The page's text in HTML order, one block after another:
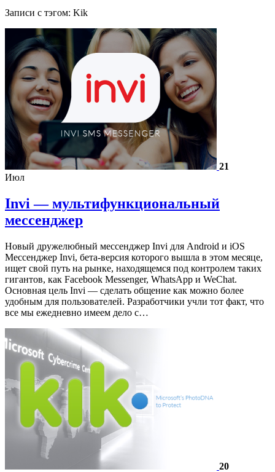
Записи с тэгом: Kik
21
Июл
Invi — мультифункциональный
мессенджер
Новый дружелюбный мессенджер Invi для Android и iOS
Мессенджер Invi, бета-версия которого вышла в этом месяце,
ищет свой путь на рынке, находящемся под контролем таких
гигантов, как Facebook Messenger, WhatsApp и WeChat.
Основная цель Invi — сделать общение как можно более
удобным для пользователей. Разработчики учли тот факт, что
все мы ежедневно имеем дело с…
20